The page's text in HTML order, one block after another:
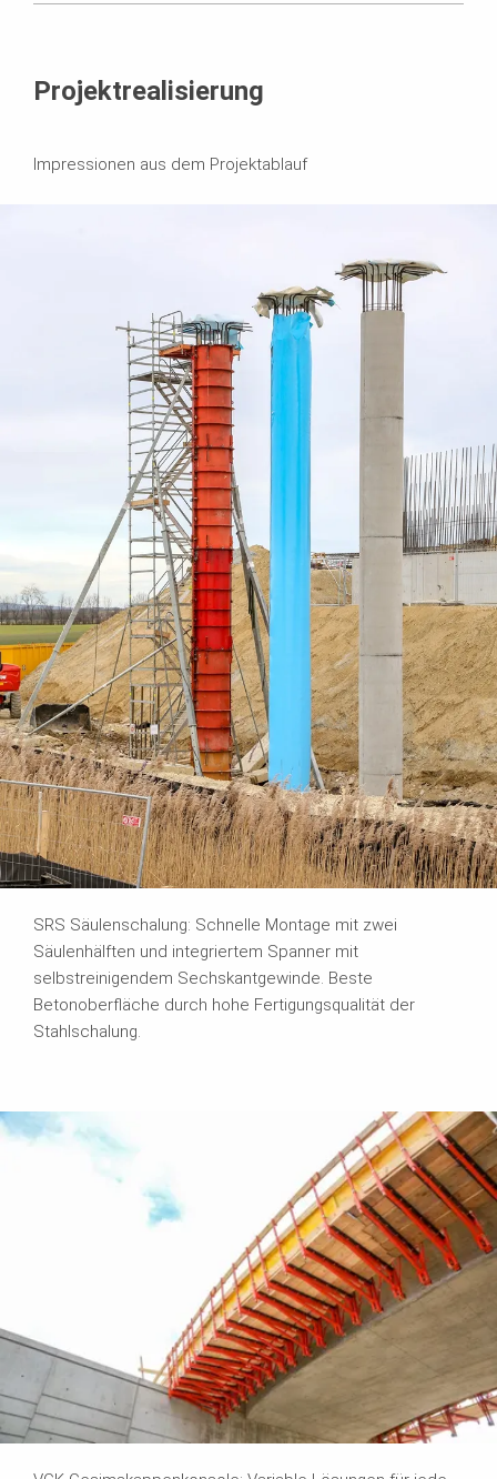
Projektrealisierung
Impressionen aus dem Projektablauf
SRS Säulenschalung: Schnelle Montage mit zwei
Säulenhälften und integriertem Spanner mit
selbstreinigendem Sechskantgewinde. Beste
Betonoberfläche durch hohe Fertigungsqualität der
Stahlschalung.